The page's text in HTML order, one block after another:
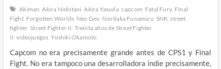
Akiman Akira Nishitani Akira Yasuda capcom Fatal Fury Final
Fight Forgotten Worlds Neo Geo Noritaka Funamizu SNK street
fighter Street Fighter II Treinta años de Street Fighter
II videojuegos Yoshiki Okamoto
Capcom no era precisamente grande antes de CPS1 y Final
Fight. No era tampoco una desarrolladora indie precisamente,